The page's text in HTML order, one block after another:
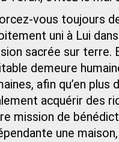
vous toujours
uni à Lui
sacrée sur terre.
demeure
afin qu’en
acquérir des
mission de
une